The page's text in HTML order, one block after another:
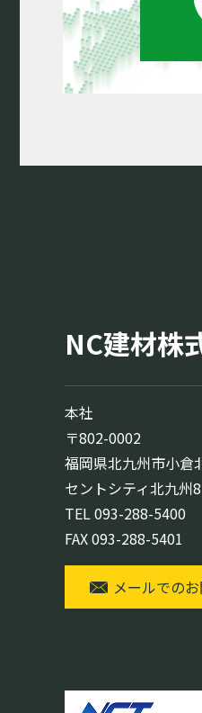
NC建材株
本社
〒802-0002
福岡県北九州市小倉
セントシティ北九州
TEL093-288-5400
FAX 093-288-5401
メールでの